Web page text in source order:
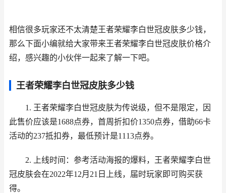
相信很多玩家还不太清楚王者荣耀李白世冠皮肤多少钱，
那么下面小编就给大家带来王者荣耀李白世冠皮肤价格介
绍，感兴趣的小伙伴一起来了解一下吧。
王者荣耀李白世冠皮肤多少钱
1. 王者荣耀李白世冠皮肤为传说级，但不是限定，因
此售价应该是1688点券，首周折扣价1350点券，借助66卡
活动的237抵扣券，最低预计是1113点券。
2. 上线时间：参考活动海报的爆料，王者荣耀李白世
冠皮肤会在2022年12月21日上线，届时玩家即可购买获
得。